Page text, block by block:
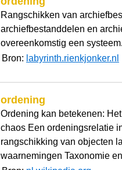
Rangschikken van
archiefbestanddelen en
overeenkomstig een systeem.
Bron: labyrinth.rienkjonker.nl
ordening
Ordening kan betekenen:
chaos Een ordeningsrelatie
rangschikking van objecten
waarnemingen Taxonomie